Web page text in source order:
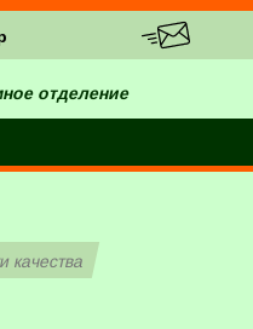
отделение
качества